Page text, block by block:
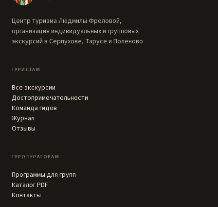
Центр туризма Людмилы Фроловой,
организация индивидуальных и групповых
экскурсий в Серпухове, Тарусе и Поленово
ТУРИСТАМ
Все экскурсии
Достопримечательности
Команда гидов
Журнал
Отзывы
ТУРОПЕРАТОРАМ
Программы для групп
Каталог PDF
Контакты